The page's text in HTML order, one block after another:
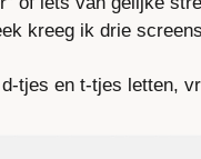
kreeg ik drie
tjes en t-tjes letten,